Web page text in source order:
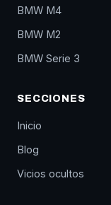
BMW M4
BMW M2
BMW Serie 3
SECCIONES
Inicio
Blog
Vicios ocultos